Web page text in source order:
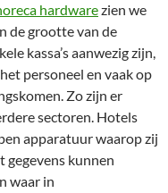
hardwarezien we
de grootte van de
kassa’s aanwezig zijn,
personeel en vaak op
Zo zijn er
sectoren. Hotels
apparatuur waarop zij
gegevens kunnen
waar in